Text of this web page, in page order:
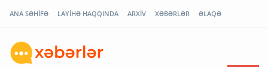
ANA SƏHİFƏ LAYİHƏ HAQQINDA ARXİV XƏBƏRLƏR ƏLAQƏ